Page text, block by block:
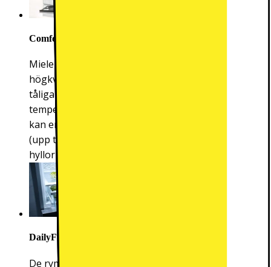
ComfortClean
Miele ComfortClean dörrhyllor är tillverkade av
högkvalitativ, högtransparent plast och är extra
tåliga mot repor, kemikalier och
temperaturvariationer. ComfortClean-dörrhyllorna
kan enkelt och hygieniskt rengöras i diskmaskin
(upp till 55 °C). Ingen manuell urtorkning av
hyllorna behövs.
DailyFresh
De rymliga lådorna i kylskåpet ger plats för många